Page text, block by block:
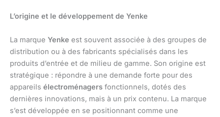
L’origine et le développement de Yenke
La marque Yenke est souvent associée à des groupes de
distribution ou à des fabricants spécialisés dans les
produits d’entrée et de milieu de gamme. Son origine est
stratégique : répondre à une demande forte pour des
appareils électroménagers fonctionnels, dotés des
dernières innovations, mais à un prix contenu. La marque
s’est développée en se positionnant comme une